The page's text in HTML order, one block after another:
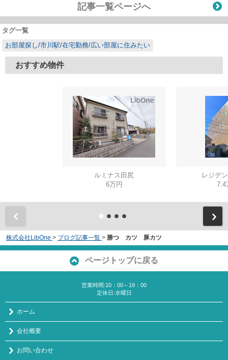
記事一覧ページへ
タグ一覧
お部屋探し/市川駅/在宅勤務/広い部屋に住みたい
おすすめ物件
ルミナス田尻
6万円
レジデ
7.4
株式会社LibOne > ブログ記事一覧 > 勝つ カツ 豚カツ
ページトップに戻る
営業時間:10：00～19：00
定休日:水曜日
ホーム
会社概要
お問い合わせ